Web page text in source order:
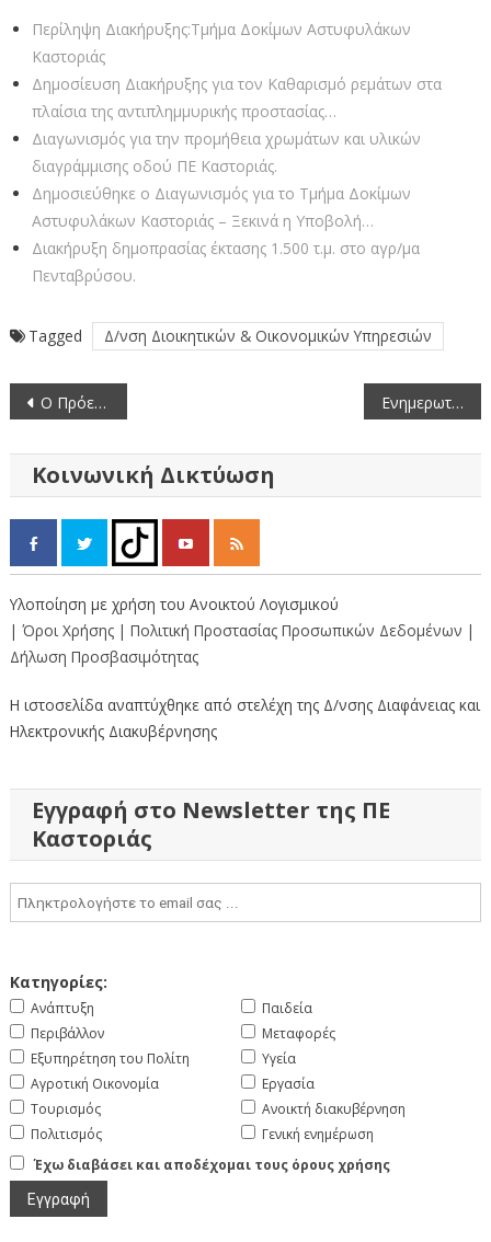
Περίληψη Διακήρυξης:Τμήμα Δοκίμων Αστυφυλάκων
Καστοριάς
Δημοσίευση Διακήρυξης για τον Καθαρισμό ρεμάτων στα
πλαίσια της αντιπλημμυρικής προστασίας…
Διαγωνισμός για την προμήθεια χρωμάτων και υλικών
διαγράμμισης οδού ΠΕ Καστοριάς.
Δημοσιεύθηκε ο Διαγωνισμός για το Τμήμα Δοκίμων
Αστυφυλάκων Καστοριάς – Ξεκινά η Υποβολή…
Διακήρυξη δημοπρασίας έκτασης 1.500 τ.μ. στο αγρ/μα
Πενταβρύσου.
Tagged Δ/νση Διοικητικών & Οικονομικών Υπηρεσιών
Πλοήγηση
Ο Πρόεδρος και Μέλη της Ελληνικής Κωπηλατικής Ομοσπονδίας στον Αντιπεριφερειάρχη Καστοριάς. Ενημερωτική Συνάντηση με θέμα: Απολογισμός 1ου εξαμήνου 2021 στην ΠΕ Καστοριάς
Κοινωνική Δικτύωση
Υλοποίηση με χρήση του Ανοικτού Λογισμικού
| Όροι Χρήσης | Πολιτική Προστασίας Προσωπικών Δεδομένων |
Δήλωση Προσβασιμότητας
Η ιστοσελίδα αναπτύχθηκε από στελέχη της Δ/νσης Διαφάνειας και
Ηλεκτρονικής Διακυβέρνησης
Εγγραφή στο Newsletter της ΠΕ
Καστοριάς
Κατηγορίες:
Ανάπτυξη
Περιβάλλον
Εξυπηρέτηση του Πολίτη
Αγροτική Οικονομία
Τουρισμός
Πολιτισμός
Παιδεία
Μεταφορές
Υγεία
Εργασία
Ανοικτή διακυβέρνηση
Γενική ενημέρωση
Έχω διαβάσει και αποδέχομαι τους όρους χρήσης